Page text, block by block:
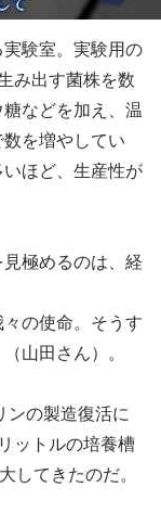
験室。実験用の
み出す菌株を数
などを加え、温
を増やしてい
ほど、生産性が
極めるのは、経
の使命。そうす
山田さん）。
ンの製造復活に
ットルの培養槽
してきたのだ。